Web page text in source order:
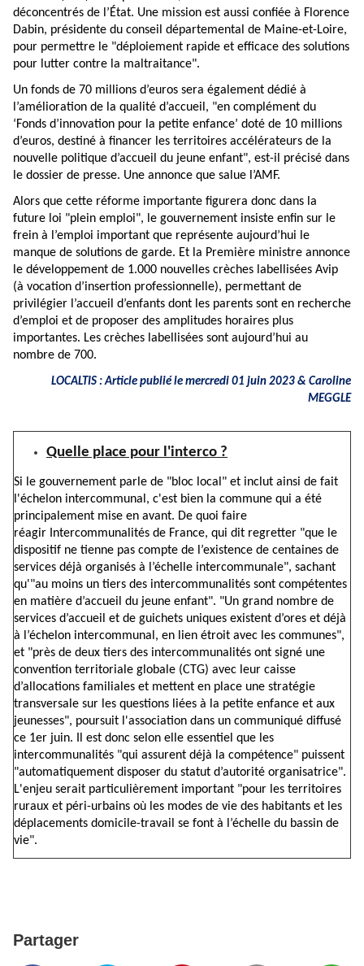
déconcentrés de l’État. Une mission est aussi confiée à Florence
Dabin, présidente du conseil départemental de Maine-et-Loire,
pour permettre le "déploiement rapide et efficace des solutions
pour lutter contre la maltraitance".
Un fonds de 70 millions d’euros sera également dédié à
l’amélioration de la qualité d’accueil, "en complément du
‘Fonds d’innovation pour la petite enfance’ doté de 10 millions
d’euros, destiné à financer les territoires accélérateurs de la
nouvelle politique d’accueil du jeune enfant", est-il précisé dans
le dossier de presse. Une annonce que salue l’AMF.
Alors que cette réforme importante figurera donc dans la
future loi "plein emploi", le gouvernement insiste enfin sur le
frein à l’emploi important que représente aujourd’hui le
manque de solutions de garde. Et la Première ministre annonce
le développement de 1.000 nouvelles crèches labellisées Avip
(à vocation d’insertion professionnelle), permettant de
privilégier l’accueil d’enfants dont les parents sont en recherche
d’emploi et de proposer des amplitudes horaires plus
importantes. Les crèches labellisées sont aujourd’hui au
nombre de 700.
LOCALTIS : Article publié le mercredi 01 juin 2023 & Caroline
MEGGLE
Quelle place pour l'interco ?
Si le gouvernement parle de "bloc local" et inclut ainsi de fait
l'échelon intercommunal, c'est bien la commune qui a été
principalement mise en avant. De quoi faire
réagir Intercommunalités de France, qui dit regretter "que le
dispositif ne tienne pas compte de l’existence de centaines de
services déjà organisés à l’échelle intercommunale", sachant
qu'"au moins un tiers des intercommunalités sont compétentes
en matière d’accueil du jeune enfant". "Un grand nombre de
services d’accueil et de guichets uniques existent d’ores et déjà
à l’échelon intercommunal, en lien étroit avec les communes",
et "près de deux tiers des intercommunalités ont signé une
convention territoriale globale (CTG) avec leur caisse
d’allocations familiales et mettent en place une stratégie
transversale sur les questions liées à la petite enfance et aux
jeunesses", poursuit l'association dans un communiqué diffusé
ce 1er juin. Il est donc selon elle essentiel que les
intercommunalités "qui assurent déjà la compétence" puissent
"automatiquement disposer du statut d’autorité organisatrice".
L'enjeu serait particulièrement important "pour les territoires
ruraux et péri-urbains où les modes de vie des habitants et les
déplacements domicile-travail se font à l’échelle du bassin de
vie".
Partager